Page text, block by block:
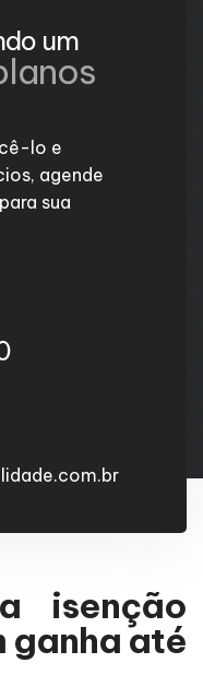
um
lo e
agende
sua
isenção
ganha até